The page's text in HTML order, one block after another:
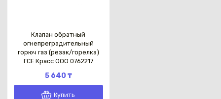
Клапан обратный
огнепреградительный
горюч газ (резак/горелка)
ГСЕ Красс OOO 0762217
5 640 ₸
Купить